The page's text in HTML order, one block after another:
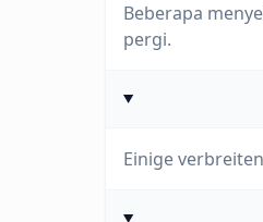
Beberapa
pergi.
Einige